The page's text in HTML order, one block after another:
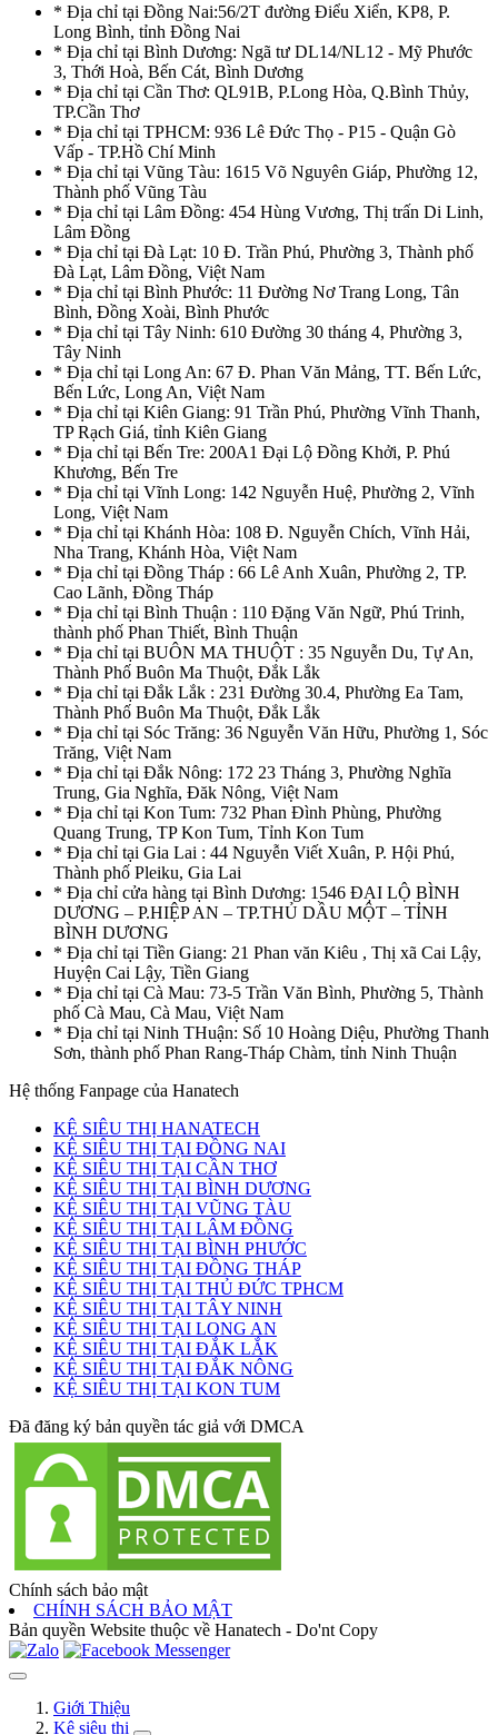
* Địa chỉ tại Đồng Nai:56/2T đường Điểu Xiển, KP8, P.
Long Bình, tỉnh Đồng Nai
* Địa chỉ tại Bình Dương: Ngã tư DL14/NL12 - Mỹ Phước
3, Thới Hoà, Bến Cát, Bình Dương
* Địa chỉ tại Cần Thơ: QL91B, P.Long Hòa, Q.Bình Thủy,
TP.Cần Thơ
* Địa chỉ tại TPHCM: 936 Lê Đức Thọ - P15 - Quận Gò
Vấp - TP.Hồ Chí Minh
* Địa chỉ tại Vũng Tàu: 1615 Võ Nguyên Giáp, Phường 12,
Thành phố Vũng Tàu
* Địa chỉ tại Lâm Đồng: 454 Hùng Vương, Thị trấn Di Linh,
Lâm Đồng
* Địa chỉ tại Đà Lạt: 10 Đ. Trần Phú, Phường 3, Thành phố
Đà Lạt, Lâm Đồng, Việt Nam
* Địa chỉ tại Bình Phước: 11 Đường Nơ Trang Long, Tân
Bình, Đồng Xoài, Bình Phước
* Địa chỉ tại Tây Ninh: 610 Đường 30 tháng 4, Phường 3,
Tây Ninh
* Địa chỉ tại Long An: 67 Đ. Phan Văn Mảng, TT. Bến Lức,
Bến Lức, Long An, Việt Nam
* Địa chỉ tại Kiên Giang: 91 Trần Phú, Phường Vĩnh Thanh,
TP Rạch Giá, tỉnh Kiên Giang
* Địa chỉ tại Bến Tre: 200A1 Đại Lộ Đồng Khởi, P. Phú
Khương, Bến Tre
* Địa chỉ tại Vĩnh Long: 142 Nguyễn Huệ, Phường 2, Vĩnh
Long, Việt Nam
* Địa chỉ tại Khánh Hòa: 108 Đ. Nguyễn Chích, Vĩnh Hải,
Nha Trang, Khánh Hòa, Việt Nam
* Địa chỉ tại Đồng Tháp : 66 Lê Anh Xuân, Phường 2, TP.
Cao Lãnh, Đồng Tháp
* Địa chỉ tại Bình Thuận : 110 Đặng Văn Ngữ, Phú Trinh,
thành phố Phan Thiết, Bình Thuận
* Địa chỉ tại BUÔN MA THUỘT : 35 Nguyễn Du, Tự An,
Thành Phố Buôn Ma Thuột, Đắk Lắk
* Địa chỉ tại Đắk Lắk : 231 Đường 30.4, Phường Ea Tam,
Thành Phố Buôn Ma Thuột, Đắk Lắk
* Địa chỉ tại Sóc Trăng: 36 Nguyễn Văn Hữu, Phường 1, Sóc
Trăng, Việt Nam
* Địa chỉ tại Đắk Nông: 172 23 Tháng 3, Phường Nghĩa
Trung, Gia Nghĩa, Đăk Nông, Việt Nam
* Địa chỉ tại Kon Tum: 732 Phan Đình Phùng, Phường
Quang Trung, TP Kon Tum, Tỉnh Kon Tum
* Địa chỉ tại Gia Lai : 44 Nguyễn Viết Xuân, P. Hội Phú,
Thành phố Pleiku, Gia Lai
* Địa chỉ cửa hàng tại Bình Dương: 1546 ĐẠI LỘ BÌNH
DƯƠNG – P.HIỆP AN – TP.THỦ DẦU MỘT – TỈNH
BÌNH DƯƠNG
* Địa chỉ tại Tiền Giang: 21 Phan văn Kiêu , Thị xã Cai Lậy,
Huyện Cai Lậy, Tiền Giang
* Địa chỉ tại Cà Mau: 73-5 Trần Văn Bình, Phường 5, Thành
phố Cà Mau, Cà Mau, Việt Nam
* Địa chỉ tại Ninh THuận: Số 10 Hoàng Diệu, Phường Thanh
Sơn, thành phố Phan Rang-Tháp Chàm, tỉnh Ninh Thuận
Hệ thống Fanpage của Hanatech
KỆ SIÊU THỊ HANATECH
KỆ SIÊU THỊ TẠI ĐỒNG NAI
KỆ SIÊU THỊ TẠI CẦN THƠ
KỆ SIÊU THỊ TẠI BÌNH DƯƠNG
KỆ SIÊU THỊ TẠI VŨNG TÀU
KỆ SIÊU THỊ TẠI LÂM ĐỒNG
KỆ SIÊU THỊ TẠI BÌNH PHƯỚC
KỆ SIÊU THỊ TẠI ĐỒNG THÁP
KỆ SIÊU THỊ TẠI THỦ ĐỨC TPHCM
KỆ SIÊU THỊ TẠI TÂY NINH
KỆ SIÊU THỊ TẠI LONG AN
KỆ SIÊU THỊ TẠI ĐẮK LẮK
KỆ SIÊU THỊ TẠI ĐẮK NÔNG
KỆ SIÊU THỊ TẠI KON TUM
Đã đăng ký bản quyền tác giả với DMCA
Chính sách bảo mật
CHÍNH SÁCH BẢO MẬT
Bản quyền Website thuộc về Hanatech - Do'nt Copy
Giới Thiệu
Kệ siêu thị